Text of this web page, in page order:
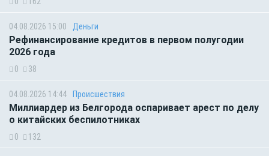
04.08.2026 15:00 Деньги
Рефинансирование кредитов в первом полугодии
2026 года
0 38
04.08.2026 14:44 Происшествия
Миллиардер из Белгорода оспаривает арест по делу
о китайских беспилотниках
0 132